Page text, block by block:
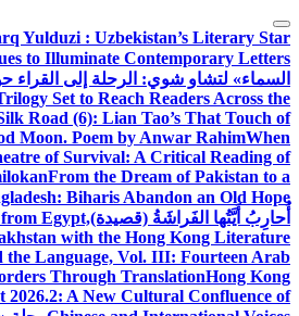
التجاوز
إلى
المحتوى
Yulduzi : Uzbekistan’s Literary Star
to Illuminate Contemporary Letters
السماء» لتشاو شوي: الرحلة إلى القراء
Set to Reach Readers Across the
Road (6): Lian Tao’s That Touch of
Moon. Poem by Anwar RahimWhen
of Survival: A Critical Reading of
From the Dream of Pakistan to a
Biharis Abandon an Old Hope
أُحارِبُ أَيَّتُها الفَراشَةُ (قصيدة)Egypt,
with the Hong Kong Literature
the Language, Vol. III: Fourteen Arab
Through TranslationHong Kong
A New Cultural Confluence of